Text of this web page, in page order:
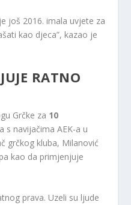
još 2016. imala uvjete za
kao djeca”, kazao je
RATNO
Grčke za 10
s navijačima AEK-a u
grčkog kluba, Milanović
kao da primjenjuje
prava. Uzeli su ljude